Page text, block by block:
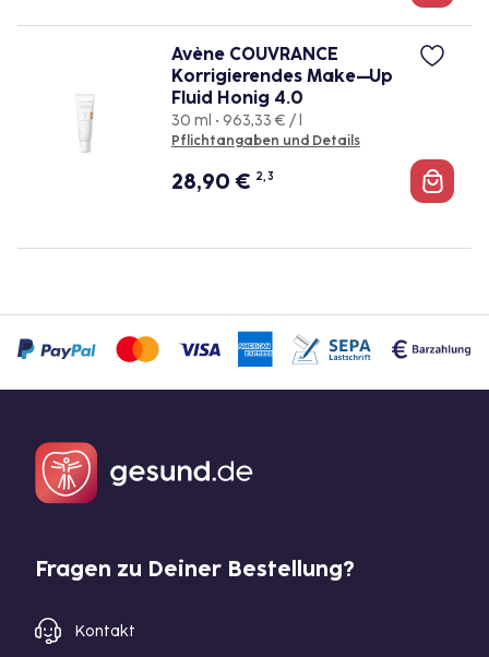
Avène COUVRANCE
Korrigierendes Make–Up
Fluid Honig 4.0
30 ml • 963,33 € / l
Pflichtangaben und Details
28,90€ 2, 3
Fragen zu Deiner Bestellung?
Kontakt